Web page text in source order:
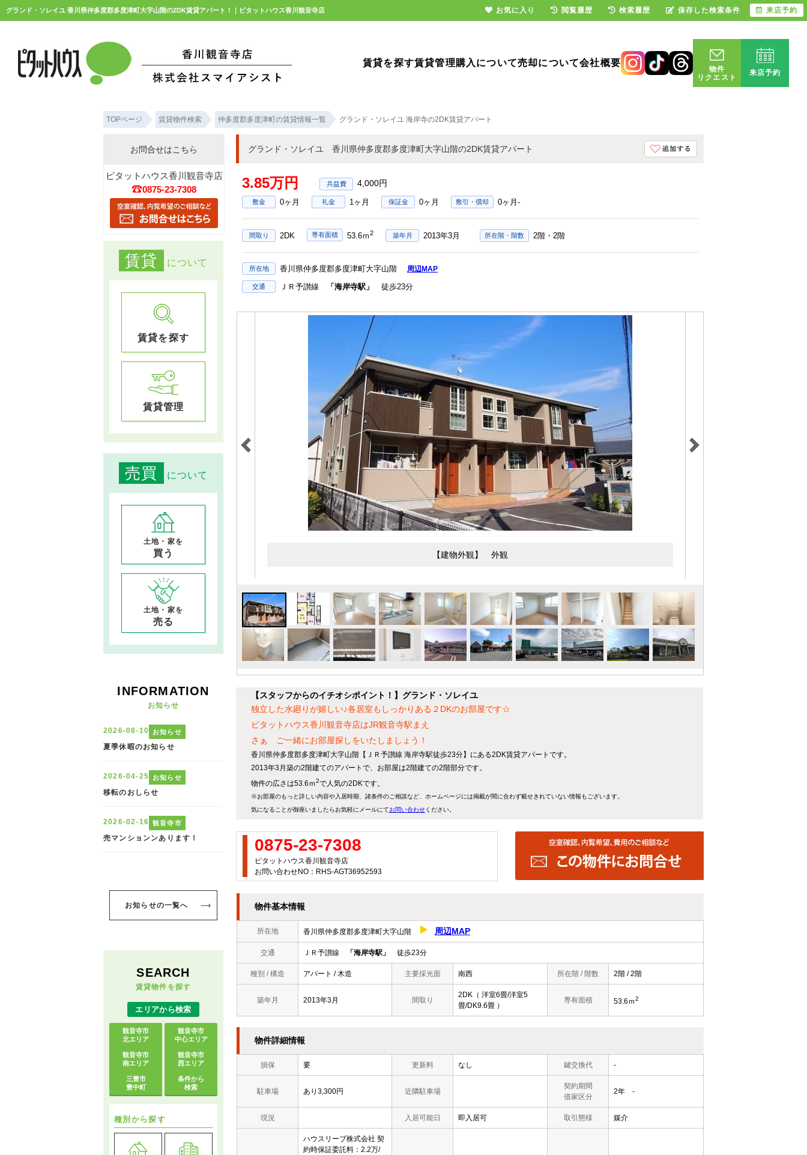
グランド・ソレイユ 香川県仲多度郡多度津町大字山階の2DK賃貸アパート！｜ピタットハウス香川観音寺店
賃貸を探す賃貸管理購入について売却について会社概要
物件
リクエスト
来店予約
TOPページ 賃貸物件検索 仲多度郡多度津町の賃貸情報一覧 グランド・ソレイユ 海岸寺の2DK賃貸アパート
グランド・ソレイユ 香川県仲多度郡多度津町大字山階の2DK賃貸アパート
3.85万円 4,000円
敷金 0ヶ月 礼金 1ヶ月 保証金 0ヶ月 敷引・償却 0ヶ月-
間取り 2DK 専有面積 53.6ｍ2 築年月 2013年3月 所在階・階数 2階・2階
所在地 香川県仲多度郡多度津町大字山階 周辺MAP
交通 ＪＲ予讃線 「海岸寺駅」 徒歩23分
【建物外観】 外観
【スタッフからのイチオシポイント！】グランド・ソレイユ
独立した水廻りが嬉しい♪各居室もしっかりある２DKのお部屋です☆
ピタットハウス香川観音寺店はJR観音寺駅まえ
さぁ ご一緒にお部屋探しをいたしましょう！
香川県仲多度郡多度津町大字山階【ＪＲ予讃線 海岸寺駅徒歩23分】にある2DK賃貸アパートです。
2013年3月築の2階建てのアパートで、お部屋は2階建ての2階部分です。
物件の広さは53.6ｍ2で人気の2DKです。
※お部屋のもっと詳しい内容や入居時期、諸条件のご相談など、ホームページには掲載が間に合わず載せきれていない情報もございます。
気になることが御座いましたらお気軽にメールにてお問い合わせください。
0875-23-7308
ピタットハウス香川観音寺店
お問い合わせNO：RHS-AGT36952593
物件基本情報
所在地 香川県仲多度郡多度津町大字山階 周辺MAP
交通 ＪＲ予讃線 「海岸寺駅」 徒歩23分
種別 / 構造 アパート / 木造 主要採光面 南西 所在階 / 階数 2階 / 2階
築年月 2013年3月 間取り
2DK（ 洋室6畳/洋室5
畳/DK9.6畳 ）
専有面積 53.6ｍ2
物件詳細情報
損保 要 更新料 なし 鍵交換代 -
駐車場 あり3,300円 近隣駐車場
契約期間
借家区分
2年 -
現況 入居可能日 即入居可 取引態様 媒介
ハウスリーブ株式会社 契
約時保証委託料：2.2万/
お問合せはこちら
ピタットハウス香川観音寺店
0875-23-7308
賃貸 について
賃貸を探す
賃貸管理
売買 について
土地・家を
買う
土地・家を
売る
INFORMATION
お知らせ
お知らせの一覧へ
SEARCH
賃貸物件を探す
エリアから検索
観音寺市
北エリア
観音寺市
中心エリア
観音寺市
南エリア
観音寺市
西エリア
三豊市
豊中町
条件から
検索
種別から探す
お気に入り 閲覧履歴 検索履歴 保存した検索条件 来店予約